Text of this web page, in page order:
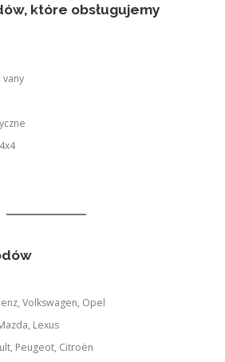
które obsługujemy
Volkswagen, Opel
Lexus
Peugeot, Citroën